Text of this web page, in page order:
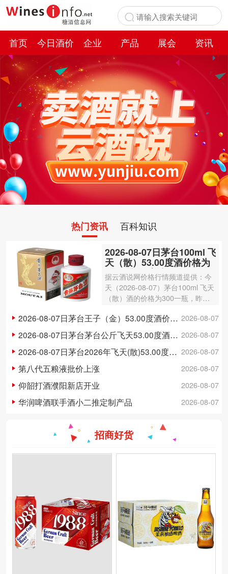
首页 今日酒价 企业 产品 展会
资讯
百科
热门资讯 百科知识
2026-08-07日茅台100ml 飞
天（散）53.00度酒价格为
300一瓶，上涨 3元
据云酒说网价格行情频道提供：今
天（2026-08-07）茅台100ml 飞天
（散）酒的价格为300一瓶，昨日
00ml 飞天（散）酒容量为100ml，
酒精度数为53.00度。茅台酒除了年
份因素之外…
2026-08-07
2026-08-07日茅台王子（金）53.00度酒价格为148一瓶，下跌 5元
2026-08-07
2026-08-07日茅台茅台公斤飞天53.00度酒价格为3,250一瓶，下跌 20元
2026-08-07
2026-08-07日茅台2026年飞天(散)53.00度酒价格为1,700一瓶，上涨 5元
2026-08-07
第八代五粮液批价上涨
2026-08-07
仰韶打酒濮阳新店开业
2026-08-07
华润啤酒联手酒小二推定制产品
招商好货